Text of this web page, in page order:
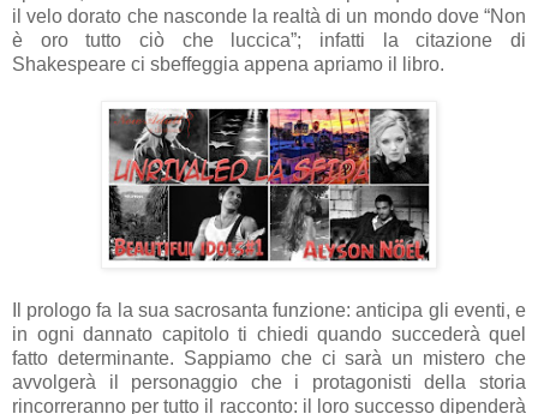
il velo dorato che nasconde la realtà di un mondo dove “Non
è oro tutto ciò che luccica”; infatti la citazione di
Shakespeare ci sbeffeggia appena apriamo il libro.
Il prologo fa la sua sacrosanta funzione: anticipa gli eventi, e
in ogni dannato capitolo ti chiedi quando succederà quel
fatto determinante. Sappiamo che ci sarà un mistero che
avvolgerà il personaggio che i protagonisti della storia
rincorreranno per tutto il racconto: il loro successo dipenderà